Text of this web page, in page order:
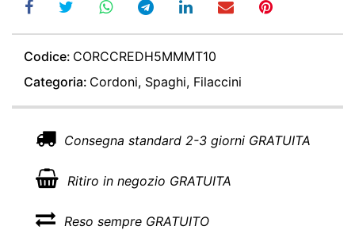
Codice: CORCCREDH5MMMT10
Categoria: Cordoni, Spaghi, Filaccini
Consegna standard 2-3 giorni GRATUITA
Ritiro in negozio GRATUITA
Reso sempre GRATUITO